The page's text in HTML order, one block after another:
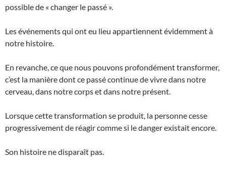
possible de « changer le passé ».
Les événements qui ont eu lieu appartiennent évidemment à
notre histoire.
En revanche, ce que nous pouvons profondément transformer,
c’est la manière dont ce passé continue de vivre dans notre
cerveau, dans notre corps et dans notre présent.
Lorsque cette transformation se produit, la personne cesse
progressivement de réagir comme si le danger existait encore.
Son histoire ne disparaît pas.